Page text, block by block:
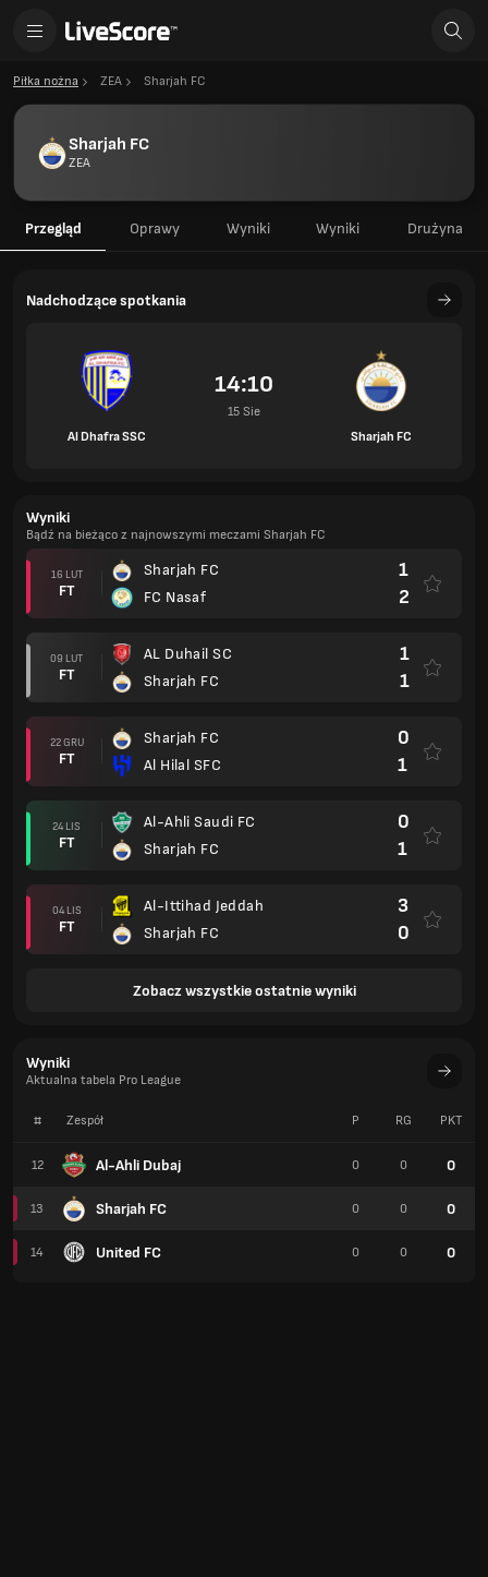
Piłka nożna ZEA Sharjah FC
Sharjah FC
ZEA
Przegląd Oprawy Wyniki Wyniki Drużyna
Nadchodzące spotkania
Al Dhafra SSC
14:10
15 Sie
Sharjah FC
Wyniki
Bądź na bieżąco z najnowszymi meczami Sharjah FC
16 LUT
FT
Sharjah FC
FC Nasaf
1
2
09 LUT
FT
AL Duhail SC
Sharjah FC
1
1
22 GRU
FT
Sharjah FC
Al Hilal SFC
0
1
24 LIS
FT
Al-Ahli Saudi FC
Sharjah FC
0
1
04 LIS
FT
Al-Ittihad Jeddah
Sharjah FC
3
0
Zobacz wszystkie ostatnie wyniki
Wyniki
Aktualna tabela Pro League
# Zespół
12 Al-Ahli Dubaj
13 Sharjah FC
14 United FC
P RG PKT
0 0 0
0 0 0
0 0 0